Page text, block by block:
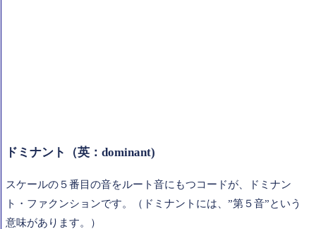
ドミナント（英：dominant)
スケールの５番目の音をルート音にもつコードが、ドミナン
ト・ファクンションです。（ドミナントには、”第５音”という
意味があります。）